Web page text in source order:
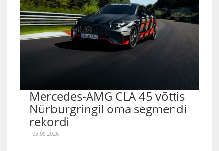
Mercedes-AMG CLA 45 võttis
Nürburgringil oma segmendi
rekordi
05.08.2026